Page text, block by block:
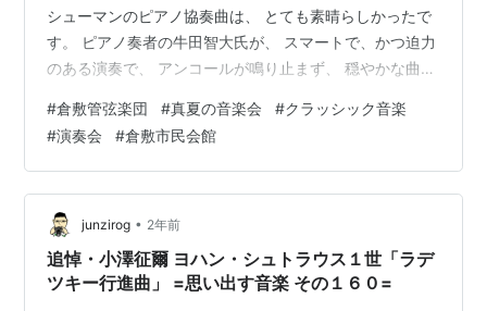
シューマンのピアノ協奏曲は、 とても素晴らしかったで
す。 ピアノ奏者の牛田智大氏が、 スマートで、かつ迫力
のある演奏で、 アンコールが鳴り止まず、 穏やかな曲
からさらに活躍されるのでしょう👏 今回は知った曲がな
かったので、 眠気との戦いの時もありましたが、 猛暑の
夏のひとときの癒しでした。 こちらを押していただける
と 更新の励みになります。
#倉敷管弦楽団 #真夏の音楽会 #クラッシック音楽
#演奏会 #倉敷市民会館
junzirog • 2年前
追悼・小澤征爾 ヨハン・シュトラウス１世「ラデ
ツキー行進曲」 =思い出す音楽 その１６０=